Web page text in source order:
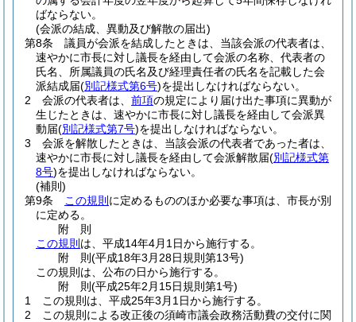
ばならない。
(会派の結成、異動及び解散の届出)
第8条
議員が会派を結成したときは、当該会派の代表者は、
速やかに市長に対し議長を経由して会派の名称、代表者の
氏名、所属議員の氏名及び経理責任者の氏名を記載した会
派結成届(別記様式第6号)を提出しなければならない。
2
会派の代表者は、 前項の規定により届け出た事項に異動が
生じたときは、速やかに市長に対し議長を経由して会派異
動届(別記様式第7号)を提出しなければならない。
3
会派を解散したときは、当該会派の代表者であった者は、
速やかに市長に対し議長を経由して会派解散届(別記様式第
8号)を提出しなければならない。
(補則)
第9条
この規則 に定めるもののほか必要な事項は、市長が別
に定める。
附 則
この規則 は、平成14年4月1日から施行する。
附 則(平成18年3月28日規則第13号)
この規則は、公布の日から施行する。
附 則(平成25年2月15日規則第1号)
1
この規則は、平成25年3月1日から施行する。
2
この規則による改正後の須崎市議会政務活動費の交付に関